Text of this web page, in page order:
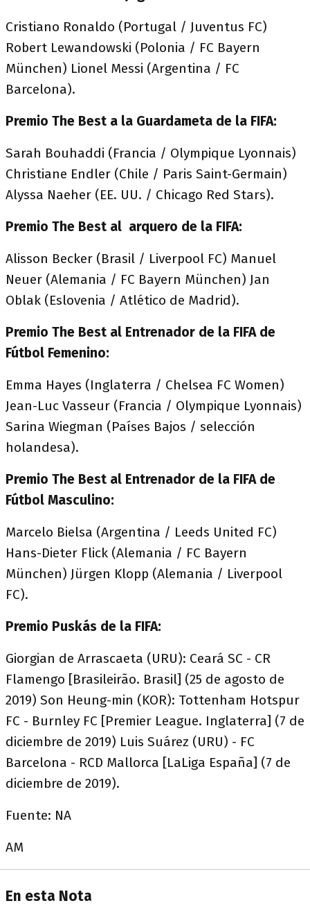
Cristiano Ronaldo (Portugal / Juventus FC)
Robert Lewandowski (Polonia / FC Bayern
München) Lionel Messi (Argentina / FC
Barcelona).
Premio The Best a la Guardameta de la FIFA:
Sarah Bouhaddi (Francia / Olympique Lyonnais)
Christiane Endler (Chile / Paris Saint-Germain)
Alyssa Naeher (EE. UU. / Chicago Red Stars).
Premio The Best al arquero de la FIFA:
Alisson Becker (Brasil / Liverpool FC) Manuel
Neuer (Alemania / FC Bayern München) Jan
Oblak (Eslovenia / Atlético de Madrid).
Premio The Best al Entrenador de la FIFA de
Fútbol Femenino:
Emma Hayes (Inglaterra / Chelsea FC Women)
Jean-Luc Vasseur (Francia / Olympique Lyonnais)
Sarina Wiegman (Países Bajos / selección
holandesa).
Premio The Best al Entrenador de la FIFA de
Fútbol Masculino:
Marcelo Bielsa (Argentina / Leeds United FC)
Hans-Dieter Flick (Alemania / FC Bayern
München) Jürgen Klopp (Alemania / Liverpool
FC).
Premio Puskás de la FIFA:
Giorgian de Arrascaeta (URU): Ceará SC - CR
Flamengo [Brasileirão. Brasil] (25 de agosto de
2019) Son Heung-min (KOR): Tottenham Hotspur
FC - Burnley FC [Premier League. Inglaterra] (7 de
diciembre de 2019) Luis Suárez (URU) - FC
Barcelona - RCD Mallorca [LaLiga España] (7 de
diciembre de 2019).
Fuente: NA
AM
En esta Nota